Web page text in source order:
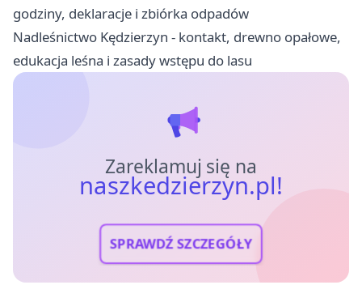
godziny, deklaracje i zbiórka odpadów
Nadleśnictwo Kędzierzyn - kontakt, drewno opałowe,
edukacja leśna i zasady wstępu do lasu
Zareklamuj się na
naszkedzierzyn.pl!
SPRAWDŹ SZCZEGÓŁY